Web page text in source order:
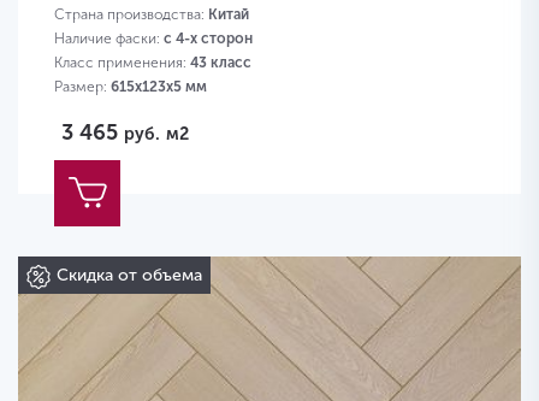
Страна производства: Китай
Наличие фаски: с 4-х сторон
Класс применения: 43 класс
Размер: 615х123х5 мм
3 465 руб. м2
Скидка от объема